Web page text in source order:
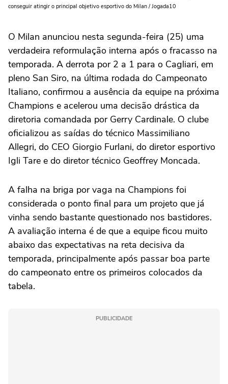
conseguir atingir o principal objetivo esportivo do Milan / Jogada10
O Milan anunciou nesta segunda-feira (25) uma
verdadeira reformulação interna após o fracasso na
temporada. A derrota por 2 a 1 para o Cagliari, em
pleno San Siro, na última rodada do Campeonato
Italiano, confirmou a ausência da equipe na próxima
Champions e acelerou uma decisão drástica da
diretoria comandada por Gerry Cardinale. O clube
oficializou as saídas do técnico Massimiliano
Allegri, do CEO Giorgio Furlani, do diretor esportivo
Igli Tare e do diretor técnico Geoffrey Moncada.
A falha na briga por vaga na Champions foi
considerada o ponto final para um projeto que já
vinha sendo bastante questionado nos bastidores.
A avaliação interna é de que a equipe ficou muito
abaixo das expectativas na reta decisiva da
temporada, principalmente após passar boa parte
do campeonato entre os primeiros colocados da
tabela.
PUBLICIDADE